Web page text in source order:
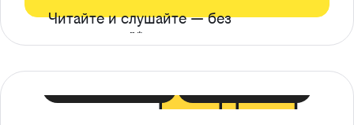
Читайте и слушайте — без
ограничений*